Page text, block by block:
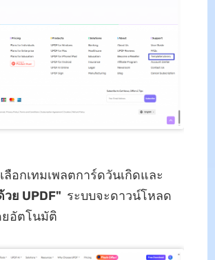
เลือกเทมเพลตการ์ดวันเกิดและ
ย UPDF" ระบบจะดาวน์โหลด
ยอัตโนมัติ